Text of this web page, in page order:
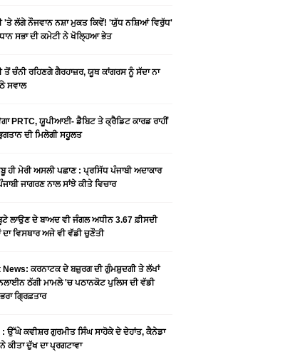
'ਤੇ ਲੱਗੇ ਨੌਜਵਾਨ ਨਸ਼ਾ ਮੁਕਤ ਕਿਵੇਂ! 'ਯੁੱਧ ਨਸ਼ਿਆਂ ਵਿਰੁੱਧ'
ਸਭਾ ਦੀ ਕਮੇਟੀ ਨੇ ਖੋਲ੍ਹਿਆ ਭੇਤ
ਤੋਂ ਚੰਨੀ ਰਹਿਣਗੇ ਗੈਰਹਾਜ਼ਰ, ਯੂਥ ਕਾਂਗਰਸ ਨੂੰ ਸੱਦਾ ਨਾ
ਸਵਾਲ
PRTC, ਯੂਪੀਆਈ- ਡੈਬਿਟ ਤੇ ਕ੍ਰੈਡਿਟ ਕਾਰਡ ਰਾਹੀਂ
ਦੀ ਮਿਲੇਗੀ ਸਹੂਲਤ
ਹੀ ਮੇਰੀ ਅਸਲੀ ਪਛਾਣ : ਪ੍ਰਸਿੱਧ ਪੰਜਾਬੀ ਅਦਾਕਾਰ
ਜਾਗਰਣ ਨਾਲ ਸਾਂਝੇ ਕੀਤੇ ਵਿਚਾਰ
ਲਾਉਣ ਦੇ ਬਾਅਦ ਵੀ ਜੰਗਲ ਅਧੀਨ 3.67 ਫ਼ੀਸਦੀ
ਦਾ ਵਿਸਥਾਰ ਅਜੇ ਵੀ ਵੱਡੀ ਚੁਣੌਤੀ
News: ਕਰਨਾਟਕ ਦੇ ਬਜ਼ੁਰਗ ਦੀ ਗੁੰਮਸ਼ੁਦਗੀ ਤੇ ਲੱਖਾਂ
ਠੱਗੀ ਮਾਮਲੇ 'ਚ ਪਠਾਨਕੋਟ ਪੁਲਿਸ ਦੀ ਵੱਡੀ
ਗ੍ਰਿਫ਼ਤਾਰ
ਉੱਘੇ ਕਵੀਸ਼ਰ ਗੁਰਮੀਤ ਸਿੰਘ ਸਾਹੋਕੇ ਦੇ ਦੇਹਾਂਤ, ਕੈਨੇਡਾ
ਕੀਤਾ ਦੁੱਖ ਦਾ ਪ੍ਰਗਟਾਵਾ